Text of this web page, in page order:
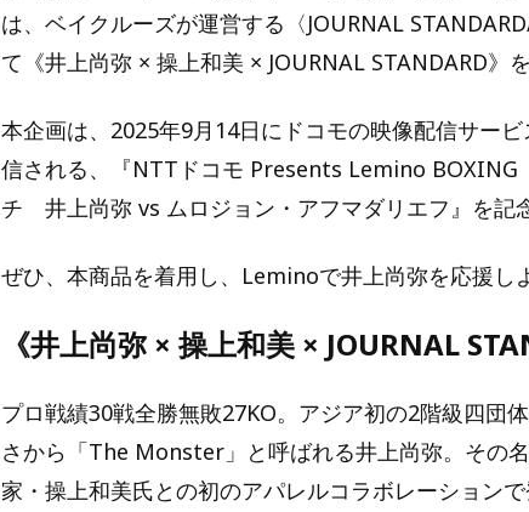
は、ベイクルーズが運営する〈JOURNAL
て《井上尚弥 × 操上和美 × JOURNAL STANDARD》
本企画は、2025年9月14日にドコモの映像配信サー
信される、『NTTドコモ Presents Lemino BOXING
チ 井上尚弥 vs ムロジョン・アフマダリエフ』を記
ぜひ、本商品を着用し、Leminoで井上尚弥を応援し
《井上尚弥 × 操上和美 × JOURNAL
プロ戦績30戦全勝無敗27KO。アジア初の2階級四団
さから「The Monster」と呼ばれる井上尚弥。その
家・操上和美氏との初のアパレルコラボレーションで